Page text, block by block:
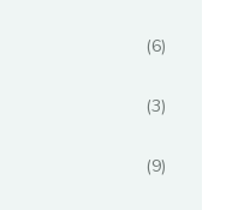
(6)
(3)
(9)